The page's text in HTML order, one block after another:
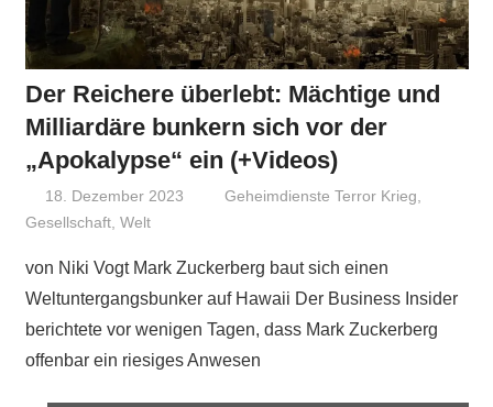
Der Reichere überlebt: Mächtige und
Milliardäre bunkern sich vor der
„Apokalypse“ ein (+Videos)
18. Dezember 2023 Niki Vogt
Geheimdienste Terror Krieg,
Gesellschaft, Welt
von Niki Vogt Mark Zuckerberg baut sich einen
Weltuntergangsbunker auf Hawaii Der Business Insider
berichtete vor wenigen Tagen, dass Mark Zuckerberg
offenbar ein riesiges Anwesen